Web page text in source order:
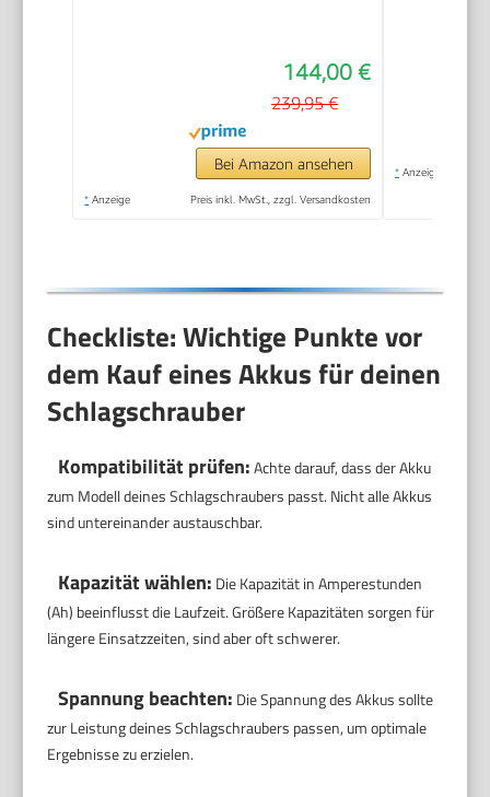
144,00 €
239,95 €
Bei Amazon ansehen
* Anzeige Preis inkl. MwSt., zzgl. Versandkosten
* Anzeige
Checkliste: Wichtige Punkte vor
dem Kauf eines Akkus für deinen
Schlagschrauber
Kompatibilität prüfen:Achte darauf, dass der Akku
zum Modell deines Schlagschraubers passt. Nicht alle Akkus
sind untereinander austauschbar.
Kapazität wählen: Die Kapazität in Amperestunden
(Ah) beeinflusst die Laufzeit. Größere Kapazitäten sorgen für
längere Einsatzzeiten, sind aber oft schwerer.
Spannung beachten: Die Spannung des Akkus sollte
zur Leistung deines Schlagschraubers passen, um optimale
Ergebnisse zu erzielen.